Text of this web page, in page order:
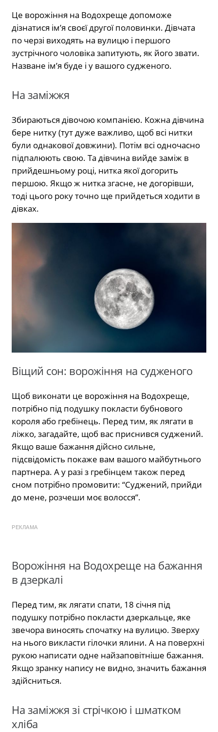
Це ворожіння на Водохреще допоможе
дізнатися ім’я своєї другої половинки. Дівчата
по черзі виходять на вулицю і першого
зустрічного чоловіка запитують, як його звати.
Назване ім’я буде і у вашого судженого.
На заміжжя
Збираються дівочою компанією. Кожна дівчина
бере нитку (тут дуже важливо, щоб всі нитки
були однакової довжини). Потім всі одночасно
підпалюють свою. Та дівчина вийде заміж в
прийдешньому році, нитка якої догорить
першою. Якщо ж нитка згасне, не догорівши,
тоді цього року точно ще прийдеться ходити в
дівках.
Віщий сон: ворожіння на судженого
Щоб виконати це ворожіння на Водохреще,
потрібно під подушку покласти бубнового
короля або гребінець. Перед тим, як лягати в
ліжко, загадайте, щоб вас приснився суджений.
Якщо ваше бажання дійсно сильне,
підсвідомість покаже вам вашого майбутнього
партнера. А у разі з гребінцем також перед
сном потрібно промовити: “Суджений, прийди
до мене, розчеши моє волосся”.
РЕКЛАМА
Ворожіння на Водохреще на бажання
в дзеркалі
Перед тим, як лягати спати, 18 січня під
подушку потрібно покласти дзеркальце, яке
звечора виносять спочатку на вулицю. Зверху
на нього викласти гілочки ялини. А на поверхні
рукою написати одне найзаповітніше бажання.
Якщо зранку напису не видно, значить бажання
здійсниться.
На заміжжя зі стрічкою і шматком
хліба